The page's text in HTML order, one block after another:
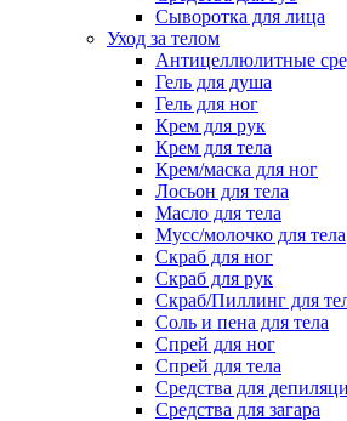
Сыворотка для лица
Уход за телом
Антицеллюлитные
Гель для душа
Гель для ног
Крем для рук
Крем для тела
Крем/маска для ног
Лосьон для тела
Масло для тела
Мусс/молочко для тела
Скраб для ног
Скраб для рук
Скраб/Пиллинг для
Соль и пена для тела
Спрей для ног
Спрей для тела
Средства для
Средства для загара